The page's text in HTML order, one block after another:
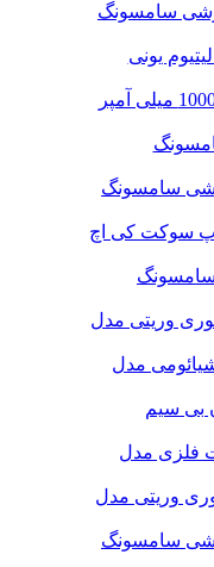
پاپ سوکت کی اچ
سامسونگ